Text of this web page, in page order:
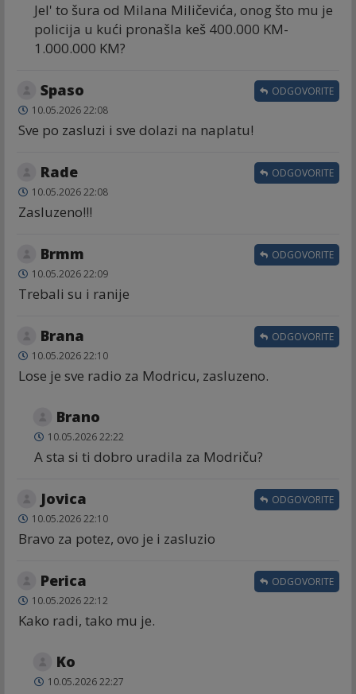
Jel' to šura od Milana Miličevića, onog što mu je
policija u kući pronašla keš 400.000 KM-
1.000.000 KM?
Spaso
10.05.2026 22:08
Sve po zasluzi i sve dolazi na naplatu!
ODGOVORITE
Rade
10.05.2026 22:08
Zasluzeno!!!
ODGOVORITE
Brmm
10.05.2026 22:09
Trebali su i ranije
ODGOVORITE
Brana
10.05.2026 22:10
Lose je sve radio za Modricu, zasluzeno.
ODGOVORITE
Brano
10.05.2026 22:22
A sta si ti dobro uradila za Modriču?
Jovica
10.05.2026 22:10
Bravo za potez, ovo je i zasluzio
ODGOVORITE
Perica
10.05.2026 22:12
Kako radi, tako mu je.
ODGOVORITE
Ko
10.05.2026 22:27